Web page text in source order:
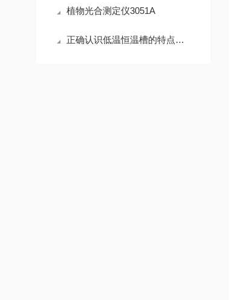
植物光合测定仪3051A
正确认识低温恒温槽的特点及用途